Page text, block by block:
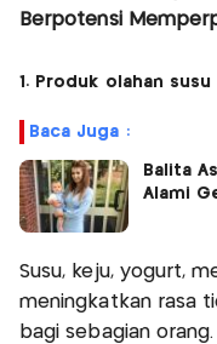
Berpotensi
1. Produk olahan susu
Baca Juga :
Balita
Alami
Susu, keju, yogurt,
meningkatkan rasa
bagi sebagian